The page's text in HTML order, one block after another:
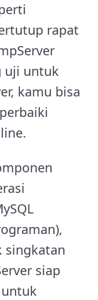
rapat
uji untuk
kamu bisa
singkatan
siap